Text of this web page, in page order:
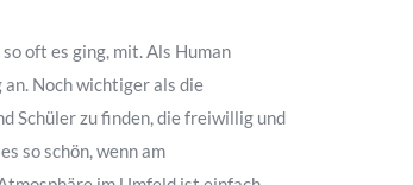
oft es ging, mit. Als Human
Noch wichtiger als die
Schüler zu finden, die freiwillig und
so schön, wenn am